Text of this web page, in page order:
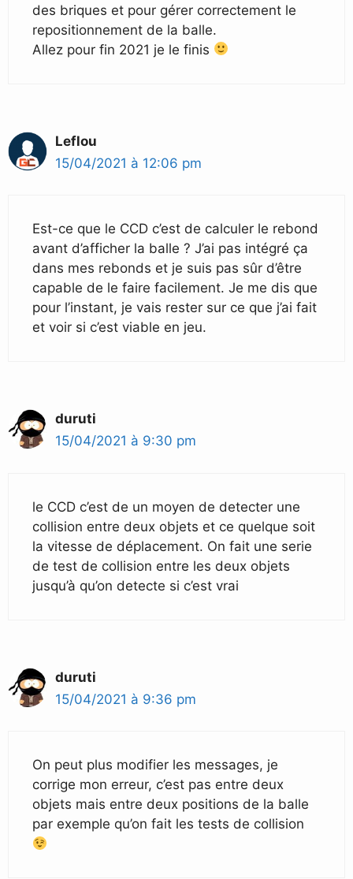
des briques et pour gérer correctement le
repositionnement de la balle.
Allez pour fin 2021 je le finis
Leflou
15/04/2021 à 12:06 pm
Est-ce que le CCD c’est de calculer le rebond
avant d’afficher la balle ? J’ai pas intégré ça
dans mes rebonds et je suis pas sûr d’être
capable de le faire facilement. Je me dis que
pour l’instant, je vais rester sur ce que j’ai fait
et voir si c’est viable en jeu.
duruti
15/04/2021 à 9:30 pm
le CCD c’est de un moyen de detecter une
collision entre deux objets et ce quelque soit
la vitesse de déplacement. On fait une serie
de test de collision entre les deux objets
jusqu’à qu’on detecte si c’est vrai
duruti
15/04/2021 à 9:36 pm
On peut plus modifier les messages, je
corrige mon erreur, c’est pas entre deux
objets mais entre deux positions de la balle
par exemple qu’on fait les tests de collision